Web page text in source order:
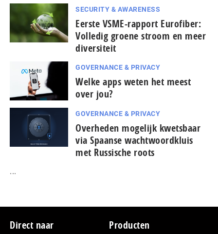
SECURITY & AWARENESS
Eerste VSME-rapport Eurofiber:
Volledig groene stroom en meer
diversiteit
GOVERNANCE & PRIVACY
Welke apps weten het meest
over jou?
GOVERNANCE & PRIVACY
Overheden mogelijk kwetsbaar
via Spaanse wacht­woord­kluis
met Russische roots
...
Footer
Direct naar Producten